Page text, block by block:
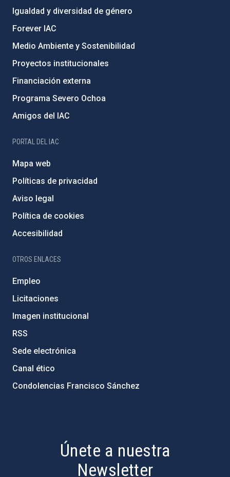
Igualdad y diversidad de género
Forever IAC
Medio Ambiente y Sostenibilidad
Proyectos institucionales
Financiación externa
Programa Severo Ochoa
Amigos del IAC
PORTAL DEL IAC
Mapa web
Políticas de privacidad
Aviso legal
Política de cookies
Accesibilidad
OTROS ENLACES
Empleo
Licitaciones
Imagen institucional
RSS
Sede electrónica
Canal ético
Condolencias Francisco Sánchez
Únete a nuestra
Newsletter